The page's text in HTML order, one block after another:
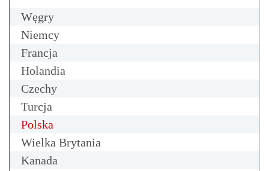
Węgry
Niemcy
Francja
Holandia
Czechy
Turcja
Polska
Wielka Brytania
Kanada